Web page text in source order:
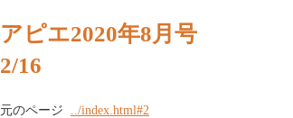
アピエ2020年8月号
2/16
元のページ ../index.html#2